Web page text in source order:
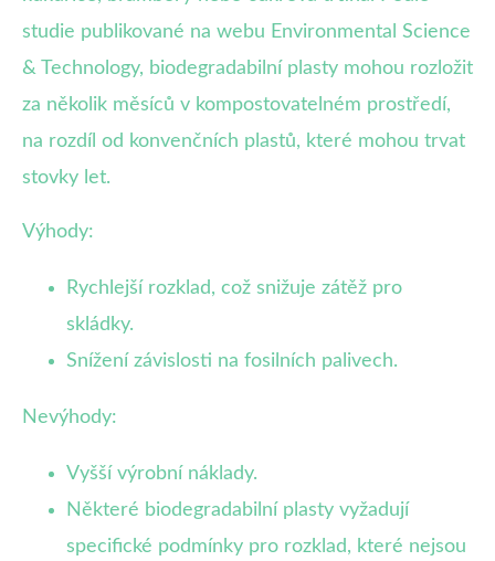
studie publikované na webu Environmental Science
& Technology, biodegradabilní plasty mohou rozložit
za několik měsíců v kompostovatelném prostředí,
na rozdíl od konvenčních plastů, které mohou trvat
stovky let.
Výhody:
Rychlejší rozklad, což snižuje zátěž pro
skládky.
Snížení závislosti na fosilních palivech.
Nevýhody:
Vyšší výrobní náklady.
Některé biodegradabilní plasty vyžadují
specifické podmínky pro rozklad, které nejsou